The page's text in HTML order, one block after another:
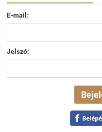
E-mail:
Jelszó: